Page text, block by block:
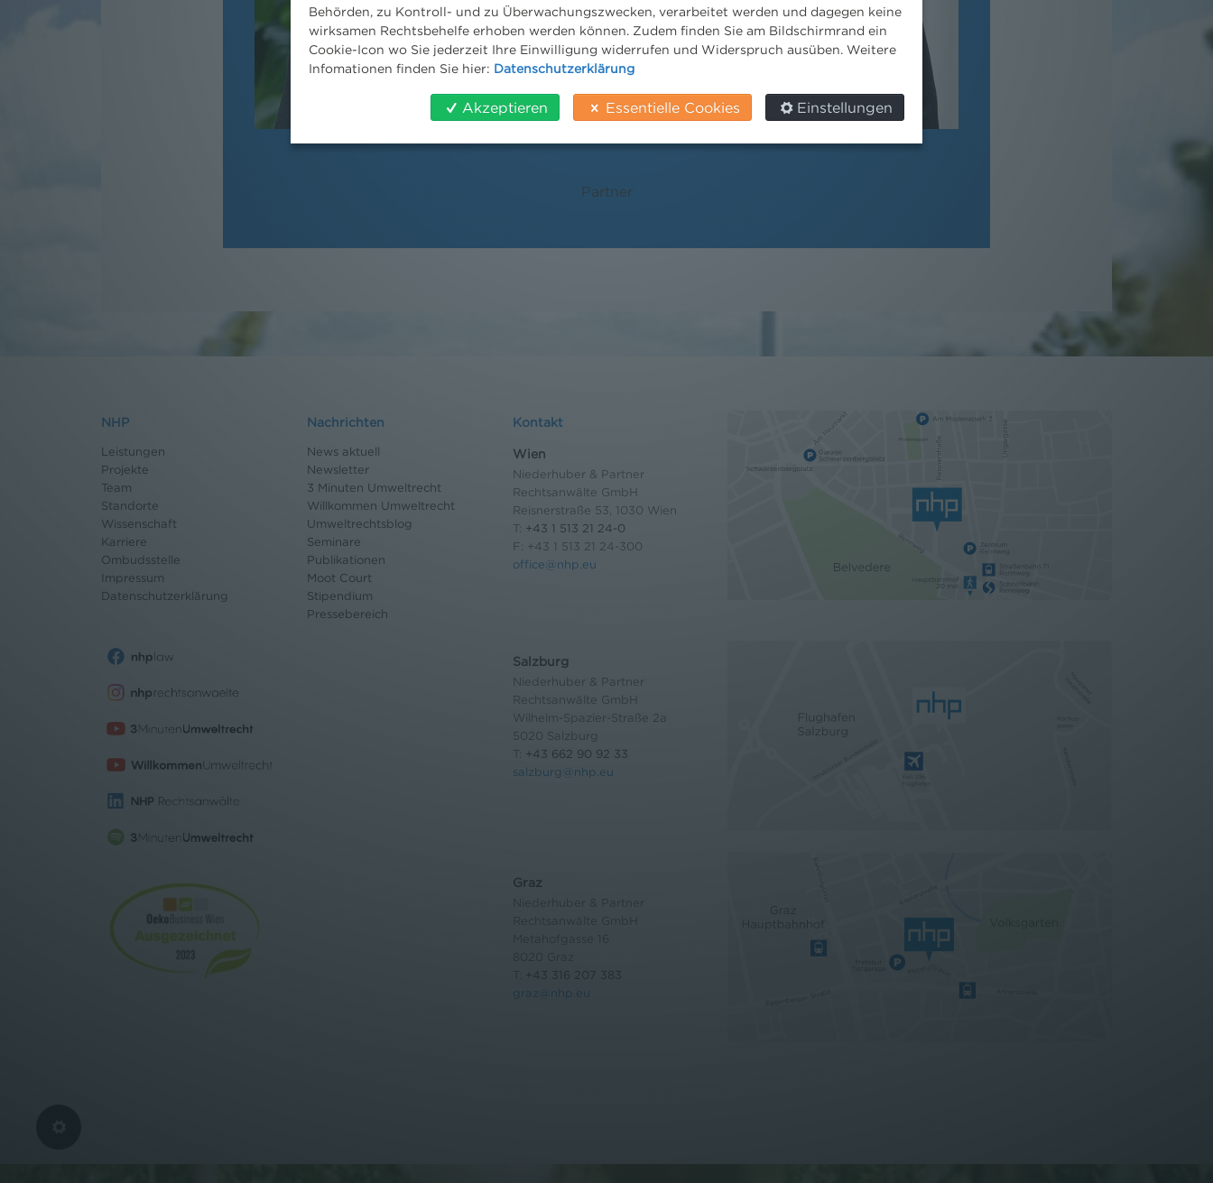
Partner
NHP
Leistungen
Projekte
Team
Standorte
Wissenschaft
Karriere
Ombudsstelle
Impressum
Datenschutzerklärung
Nachrichten
News aktuell
Newsletter
3 Minuten Umweltrecht
Willkommen Umweltrecht
Umweltrechtsblog
Seminare
Publikationen
Moot Court
Stipendium
Pressebereich
Kontakt
Wien
Niederhuber & Partner
Rechtsanwälte GmbH
Reisnerstraße 53, 1030 Wien
T: +43 1 513 21 24-0
F: +43 1 513 21 24-300
office@nhp.eu
Salzburg
Niederhuber & Partner
Rechtsanwälte GmbH
Wilhelm-Spazier-Straße 2a
5020 Salzburg
T: +43 662 90 92 33
salzburg@nhp.eu
Graz
+43 316 207 383
graz@nhp.eu
Behörden, zu Kontroll- und zu Überwachungszwecken, verarbeitet werden und dagegen keine
wirksamen Rechtsbehelfe erhoben werden können. Zudem finden Sie am Bildschirmrand ein
Cookie-Icon wo Sie jederzeit Ihre Einwilligung widerrufen und Widerspruch ausüben. Weitere
Infomationen finden Sie hier: Datenschutzerklärung
Akzeptieren Essentielle Cookies Einstellungen